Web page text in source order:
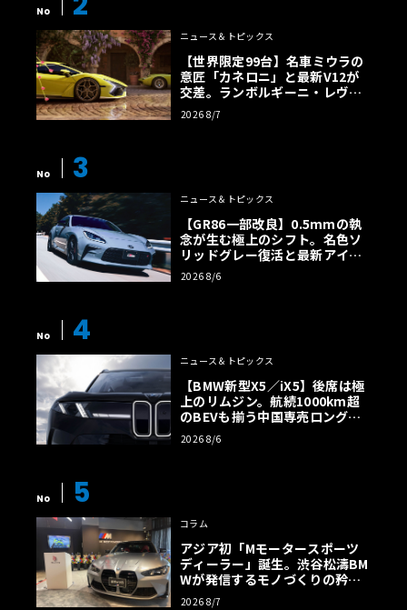
No
ニュース＆トピックス
【世界限定99台】名車ミウラの
意匠「カネロニ」と最新V12が
交差。ランボルギーニ・レヴエ
ルトに60周年記念車が登場
2026 8/7
No 3
ニュース＆トピックス
【GR86一部改良】0.5mmの執
念が生む極上のシフト。名色ソ
リッドグレー復活と最新アイサ
イトでFRの極みへ
2026 8/6
No 4
ニュース＆トピックス
【BMW新型X5／iX5】後席は極
上のリムジン。航続1000km超
のBEVも揃う中国専売ロング仕
様の全貌
2026 8/6
No 5
コラム
アジア初「Mモータースポーツ
ディーラー」誕生。渋谷松濤BM
Wが発信するモノづくりの矜持
【木下隆之コラム】
2026 8/7